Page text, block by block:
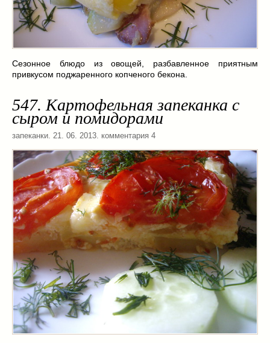
Сезонное блюдо из овощей, разбавленное приятным
привкусом поджаренного копченого бекона.
547. Картофельная запеканка с
сыром и помидорами
запеканки . 21. 06. 2013. комментария 4